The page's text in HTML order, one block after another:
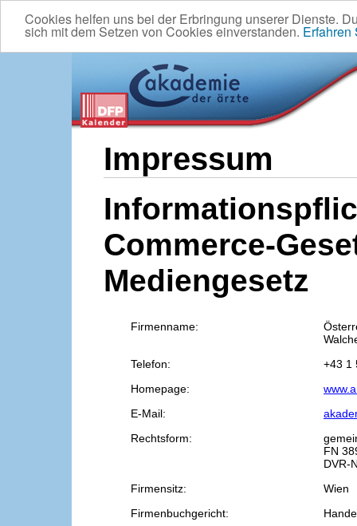
Cookies helfen uns bei der Erbringung unserer Dienste.
sich mit dem Setzen von Cookies einverstanden. Erfahren
Impressum
Commerce-
Mediengesetz
Firmenname:
Telefon:
+43 1
Homepage:
E-Mail:
Rechtsform:
FN
DVR-
Firmensitz:
Wien
Firmenbuchgericht: